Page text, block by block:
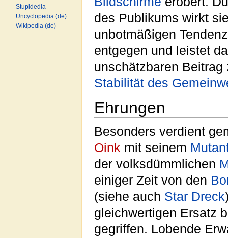
des Publikums wirkt
unbotmäßigen
entgegen und leistet
unschätzbaren
Stabilität des
Ehrungen
Besonders verdient
Oink mit seinem
der volksdümmlichen
einiger Zeit von den
(siehe auch Star Dreck
gleichwertigen Ersatz
gegriffen. Lobende
Stupidedia
Uncyclopedia (de)
Wikipedia (de)